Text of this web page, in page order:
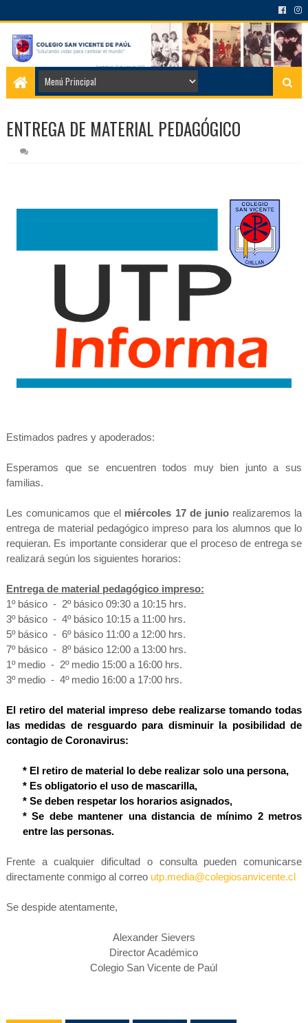
ENTREGA DE MATERIAL PEDAGÓGICO
Estimados padres y apoderados:
Esperamos que se encuentren todos muy bien junto a sus
familias.
Les comunicamos que el miércoles 17 de juniorealizaremos la
entrega de material pedagógico impreso para los alumnos que lo
requieran. Es importante considerar que el proceso de entrega se
realizará según los siguientes horarios:
Entrega de material pedagógico impreso:
1º básico - 2º básico 09:30 a 10:15 hrs.
3º básico - 4º básico 10:15 a 11:00 hrs.
5º básico - 6º básico 11:00 a 12:00 hrs.
7º básico - 8º básico 12:00 a 13:00 hrs.
1º medio - 2º medio 15:00 a 16:00 hrs.
3º medio - 4º medio 16:00 a 17:00 hrs.
El retiro del material impreso debe realizarse tomando todas
las medidas de resguardo para disminuir la posibilidad de
contagio de Coronavirus:
* El retiro de material lo debe realizar solo una persona,
* Es obligatorio el uso de mascarilla,
* Se deben respetar los horarios asignados,
* Se debe mantener una distancia de mínimo 2 metros
entre las personas.
Frente a cualquier dificultad o consulta pueden comunicarse
directamente conmigo al correo utp.media@colegiosanvicente.cl
Se despide atentamente,
Alexander Sievers
Director Académico
Colegio San Vicente de Paúl